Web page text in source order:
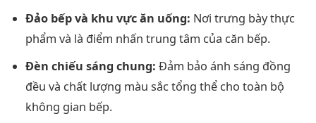
Đảo bếp và khu vực ăn uống: Nơi trưng bày thực
phẩm và là điểm nhấn trung tâm của căn bếp.
Đèn chiếu sáng chung: Đảm bảo ánh sáng đồng
đều và chất lượng màu sắc tổng thể cho toàn bộ
không gian bếp.